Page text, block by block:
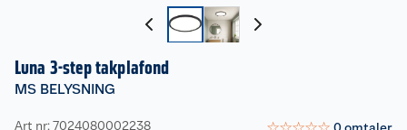
Luna 3-step takplafond
MS BELYSNING
Art nr: 7024080002238 0omtaler